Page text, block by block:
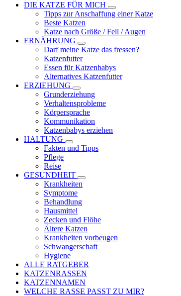
DIE KATZE FÜR MICH
Tipps zur Anschaffung einer Katze
Beste Katzen
Katze nach Größe / Fell / Augen
ERNÄHRUNG
Darf meine Katze das fressen?
Katzenfutter
Essen für Katzenbabys
Alternatives Katzenfutter
ERZIEHUNG
Grunderziehung
Verhaltensprobleme
Körpersprache
Kommunikation
Katzenbabys erziehen
HALTUNG
Fakten und Tipps
Pflege
Reise
GESUNDHEIT
Krankheiten
Symptome
Behandlung
Hausmittel
Zecken und Flöhe
Ältere Katzen
Krankheiten vorbeugen
Schwangerschaft
Hygiene
ALLE RATGEBER
KATZENRASSEN
KATZENNAMEN
WELCHE RASSE PASST ZU MIR?